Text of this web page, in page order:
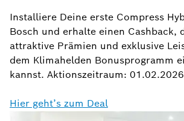
Installiere Deine erste Compress
Bosch und erhalte einen Cashback,
attraktive Prämien und exklusive
dem Klimahelden Bonusprogramm
kannst. Aktionszeitraum:
Hier geht’s zum Deal